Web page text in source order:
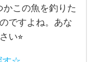
かこの魚を釣りた
ですよね。あな
い⭐︎